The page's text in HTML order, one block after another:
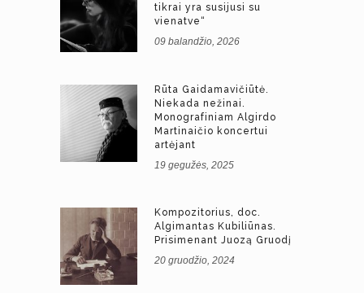
tikrai yra susijusi su
vienatve“
09 balandžio, 2026
Rūta Gaidamavičiūtė.
Niekada nežinai.
Monografiniam Algirdo
Martinaičio koncertui
artėjant
19 gegužės, 2025
Kompozitorius, doc.
Algimantas Kubiliūnas.
Prisimenant Juozą Gruodį
20 gruodžio, 2024